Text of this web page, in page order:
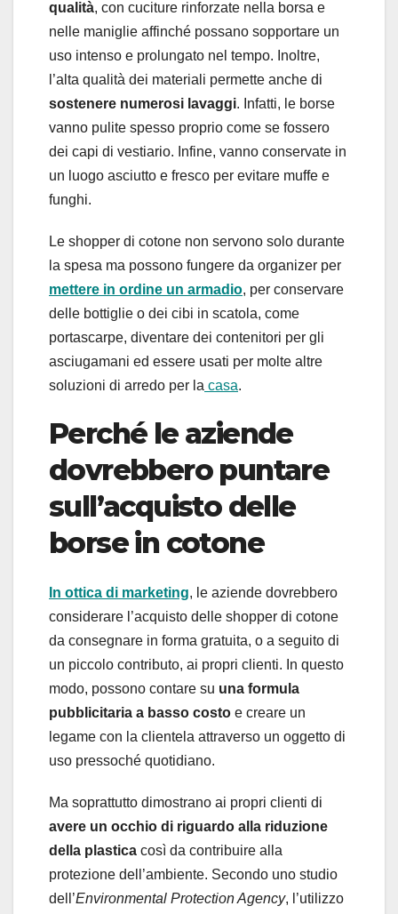
qualità, con cuciture rinforzate nella borsa e
nelle maniglie affinché possano sopportare un
uso intenso e prolungato nel tempo. Inoltre,
l’alta qualità dei materiali permette anche di
sostenere numerosi lavaggi. Infatti, le borse
vanno pulite spesso proprio come se fossero
dei capi di vestiario. Infine, vanno conservate in
un luogo asciutto e fresco per evitare muffe e
funghi.
Le shopper di cotone non servono solo durante
la spesa ma possono fungere da organizer per
mettere in ordine un armadio, per conservare
delle bottiglie o dei cibi in scatola, come
portascarpe, diventare dei contenitori per gli
asciugamani ed essere usati per molte altre
soluzioni di arredo per la casa.
Perché le aziende
dovrebbero puntare
sull’acquisto delle
borse in cotone
In ottica di marketing, le aziende dovrebbero
considerare l’acquisto delle shopper di cotone
da consegnare in forma gratuita, o a seguito di
un piccolo contributo, ai propri clienti. In questo
modo, possono contare su una formula
pubblicitaria a basso costo e creare un
legame con la clientela attraverso un oggetto di
uso pressoché quotidiano.
Ma soprattutto dimostrano ai propri clienti di
avere un occhio di riguardo alla riduzione
della plastica così da contribuire alla
protezione dell’ambiente. Secondo uno studio
dell’Environmental Protection Agency, l’utilizzo